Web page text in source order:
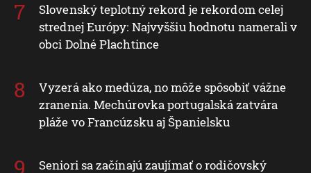
Slovenský teplotný rekord je rekordom celej
strednej Európy: Najvyššiu hodnotu namerali v
obci Dolné Plachtince
Vyzerá ako medúza, no môže spôsobiť vážne
zranenia. Mechúrovka portugalská zatvára
pláže vo Francúzsku aj Španielsku
Seniori sa začínajú zaujímať o rodičovský